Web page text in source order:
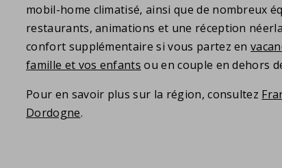
mobil-home climatisé, ainsi que de nombreux
restaurants, animations et une réception
confort supplémentaire si vous partez en
famille et vos enfants ou en couple en dehors
Pour en savoir plus sur la région, consultez
Dordogne.